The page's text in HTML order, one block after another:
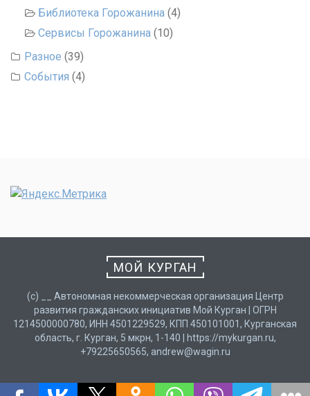
Библиотека Горожанина (4)
Сервисы Горожанина (10)
Разное (39)
События (4)
МОЙ КУРГАН
(с) __ Автономная некоммерческая организация Центр
развития гражданских инициатив Мой Курган | ОГРН
1214500000780, ИНН 4501229529, КПП 450101001, Курганская
область, г. Курган, 5 мкрн, 1-140 | https://mykurgan.ru,
+79225650565, andrew@wagin.ru